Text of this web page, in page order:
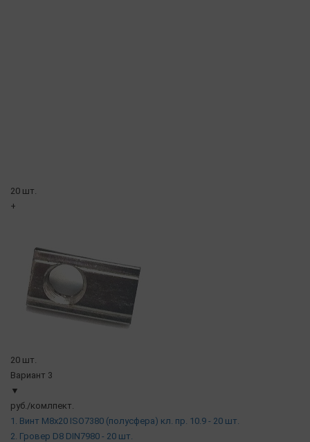
20 шт.
+
20 шт.
Вариант 3
▼
руб./комлпект.
1. Винт М8х20 ISO7380 (полусфера) кл. пр. 10.9 - 20 шт.
2. Гровер D8 DIN7980 - 20 шт.